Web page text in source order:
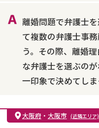
離婚問題で弁護士
て複数の弁護士事
う。その際、離婚
な弁護士を選ぶの
一印象で決めてしま
大阪府・ 大阪市 (近隣エリア)